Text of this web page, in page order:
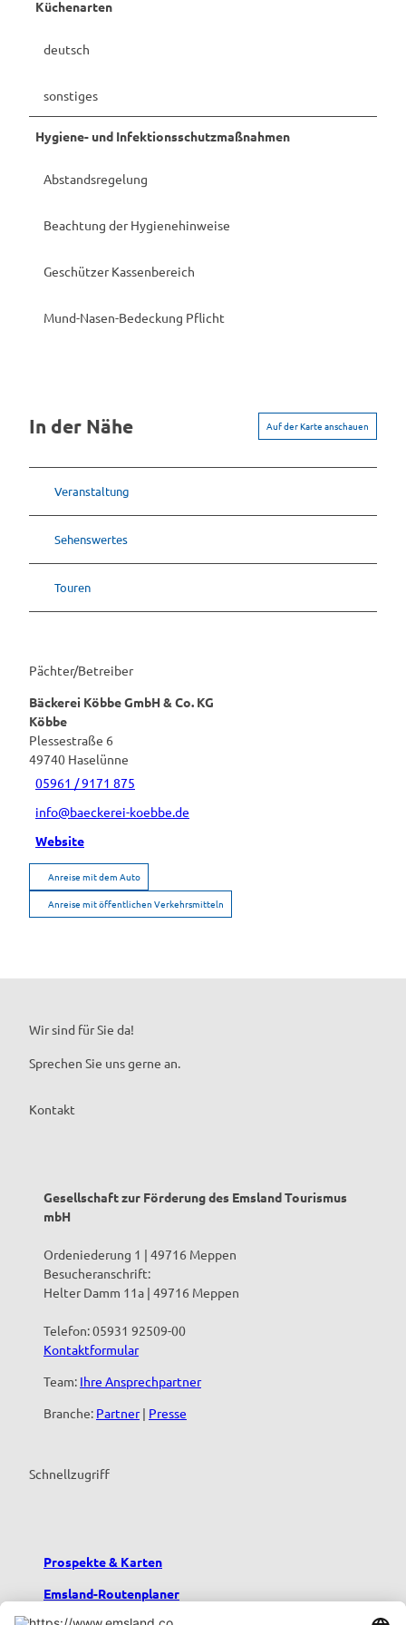
Küchenarten
deutsch
sonstiges
Hygiene- und Infektionsschutzmaßnahmen
Abstandsregelung
Beachtung der Hygienehinweise
Geschützer Kassenbereich
Mund-Nasen-Bedeckung Pflicht
In der Nähe Auf der Karte anschauen
Veranstaltung
Sehenswertes
Touren
Pächter/Betreiber
Bäckerei Köbbe GmbH & Co. KG
Köbbe
Plessestraße 6
49740 Haselünne
05961 / 9171 875
info@baeckerei-koebbe.de
Website
Anreise mit dem Auto
Anreise mit öffentlichen Verkehrsmitteln
Wir sind für Sie da!
Sprechen Sie uns gerne an.
Kontakt
Gesellschaft zur Förderung des Emsland Tourismus
mbH
Ordeniederung 1 | 49716 Meppen
Besucheranschrift:
Helter Damm 11a | 49716 Meppen
Telefon: 05931 92509-00
Kontaktformular
Team: Ihre Ansprechpartner
Branche: Partner| Presse
Schnellzugriff
Prospekte & Karten
Emsland-Routenplaner